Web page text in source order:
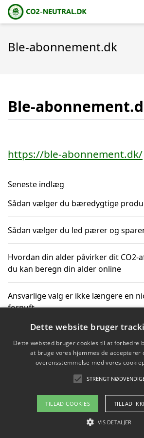
Ble-abonnement.dk
Ble-
https://ble-abonnement.dk/
Seneste indlæg
Sådan vælger du bæredygtige
Sådan vælger du led pærer og
Hvordan din alder påvirker dit CO2-
du kan beregn din alder online
Ansvarlige valg er ikke længere en
fornuft
Sådan kan du handle bæredygtigt og
faktura
Om / kontakt
Blog
Dette website bruger
Dette websted bruger cookies til at forbedre
at bruge vores hjemmeside accepterer
overensstemmelse med vores
STRENGT
TILLAD COOKIES TILLAD
VIS DETALJER